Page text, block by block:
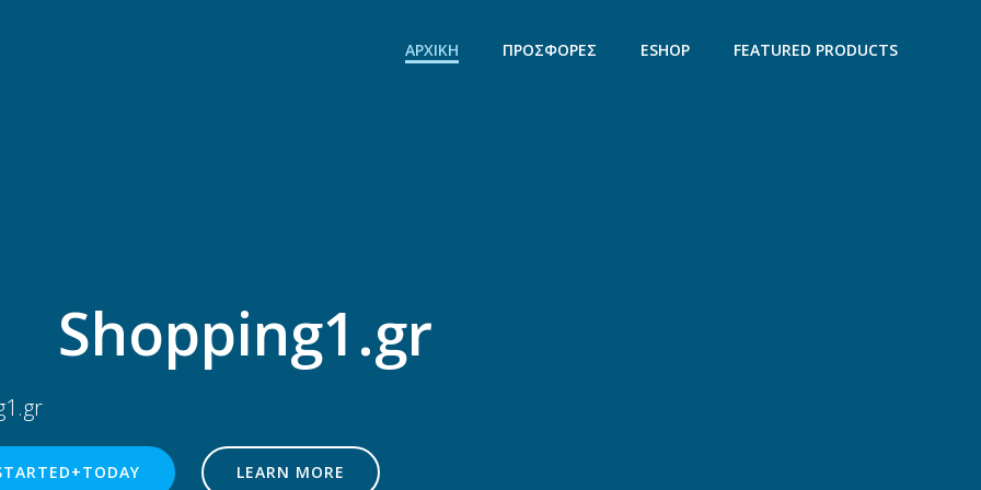
ΑΡΧΙΚΉ ΠΡΟΣΦΟΡΕΣ ESHOP FEATURED PRODUCTS
Shopping1.gr
LEARN MORE